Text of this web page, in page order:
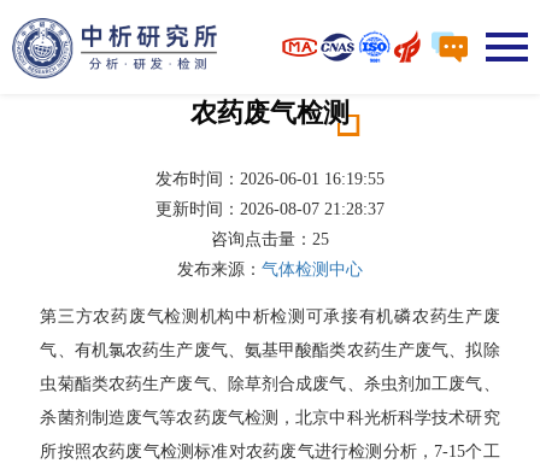
农药废气检测
发布时间：2026-06-01 16:19:55
更新时间：2026-08-07 21:28:37
咨询点击量： 25
发布来源： 气体检测中心
第三方农药废气检测机构中析检测可承接有机磷农药生产废
气、有机氯农药生产废气、氨基甲酸酯类农药生产废气、拟除
虫菊酯类农药生产废气、除草剂合成废气、杀虫剂加工废气、
杀菌剂制造废气等农药废气检测，北京中科光析科学技术研究
所按照农药废气检测标准对农药废气进行检测分析，7-15个工